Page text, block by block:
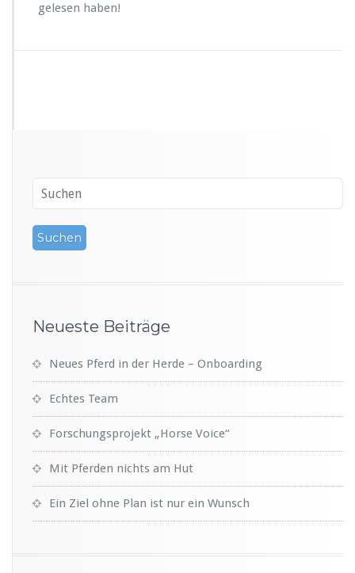
gelesen haben!
Neueste Beiträge
Neues Pferd in der Herde – Onboarding
Echtes Team
Forschungsprojekt „Horse Voice“
Mit Pferden nichts am Hut
Ein Ziel ohne Plan ist nur ein Wunsch